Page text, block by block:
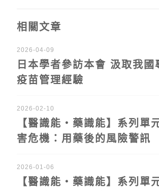
相關文章
2026-04-09
日本學者參訪本會 汲取我國
疫苗管理經驗
2026-02-10
【醫識能‧藥識能】系列單
害危機：用藥後的風險警訊
2026-01-06
【醫識能‧藥識能】系列單